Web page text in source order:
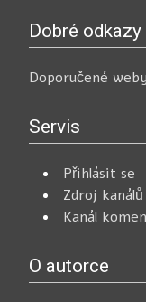
Dobré odkazy
Doporučené weby
Servis
Přihlásit se
Zdroj
Kanál
O autorce